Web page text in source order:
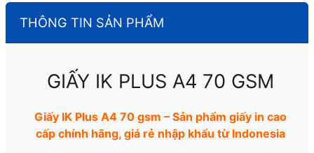
THÔNG TIN SẢN PHẨM
GIẤY IK PLUS A4 70 GSM
Giấy IK Plus A4 70 gsm – Sản phẩm giấy in cao
cấp chính hãng, giá rẻ nhập khẩu từ Indonesia